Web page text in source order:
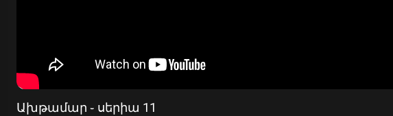
Ախթամար ֊ սերիա 11